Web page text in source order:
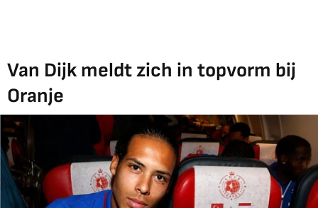
Van Dijk meldt zich in topvorm bij
Oranje